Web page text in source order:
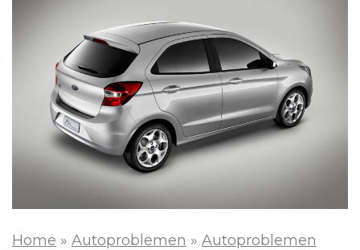
Home » Autoproblemen » Autoproblemen